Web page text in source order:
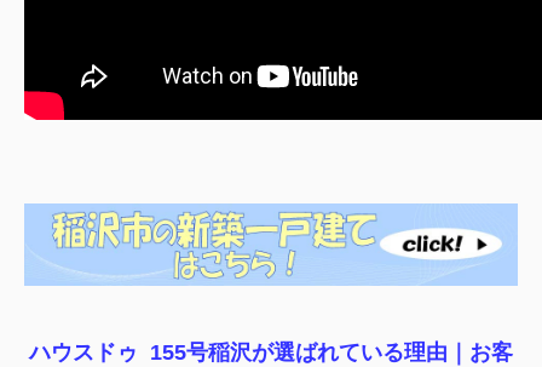
ハウスドゥ 155号稲沢が選ばれている理由｜ お客